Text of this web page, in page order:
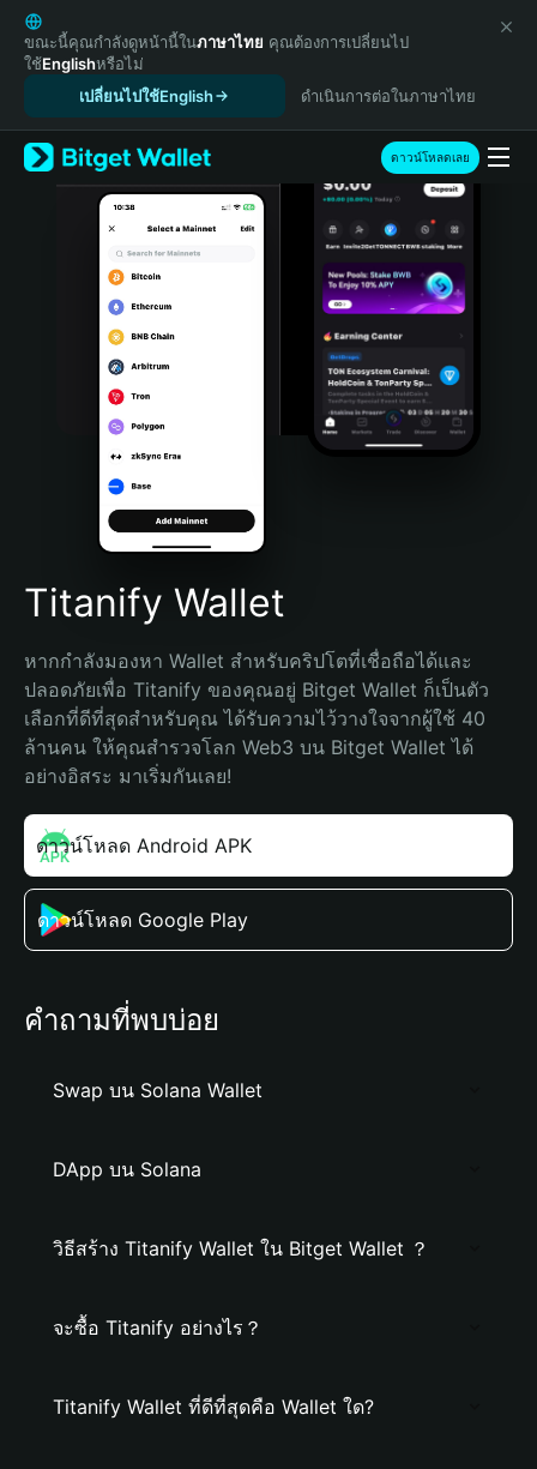
English
日本語
Tiếng Việt
Español (Latinoamérica)
Türkçe
Italiano
Português (Portugal)
Bahasa Indonesia
Português (Brasil)
Español (Argentina)
ขณะนี้คุณกำลังดูหน้านี้ในภาษาไทย คุณต้องการเปลี่ยนไป
ใช้Englishหรือไม่
เปลี่ยนไปใช้English
ดำเนินการต่อในภาษาไทย
ดาวน์โหลดเลย
Titanify Wallet
หากกำลังมองหา Wallet สำหรับคริปโตที่เชื่อถือได้และ
ปลอดภัยเพื่อ Titanify ของคุณอยู่ Bitget Wallet ก็เป็นตัว
เลือกที่ดีที่สุดสำหรับคุณ ได้รับความไว้วางใจจากผู้ใช้ 40
ล้านคน ให้คุณสำรวจโลก Web3 บน Bitget Wallet ได้
อย่างอิสระ มาเริ่มกันเลย!
ดาวน์โหลด Android APK
ดาวน์โหลด Google Play
คำถามที่พบบ่อย
Swap บน Solana Wallet
DApp บน Solana
วิธีสร้าง Titanify Wallet ใน Bitget Wallet ？
จะซื้อ Titanify อย่างไร？
Titanify Wallet ที่ดีที่สุดคือ Wallet ใด?